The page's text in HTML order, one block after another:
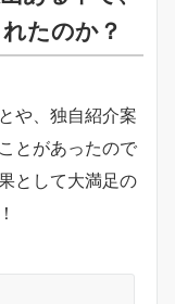
たのか？
や、独自紹介案
とがあったので
として大満足の